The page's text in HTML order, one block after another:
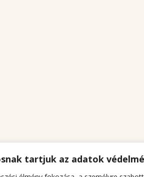
tartjuk az adatok